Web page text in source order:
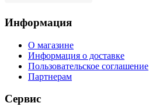
Информация
О магазине
Информация о доставке
Пользовательское соглашение
Партнерам
Сервис